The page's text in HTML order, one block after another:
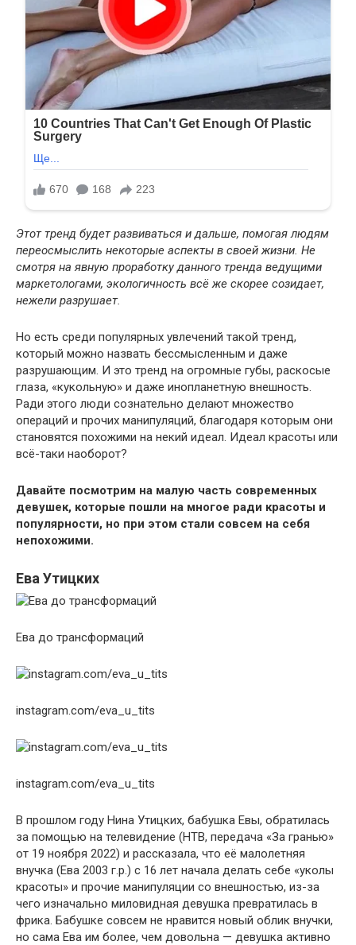
Этот тренд будет развиваться и дальше, помогая людям
переосмыслить некоторые аспекты в своей жизни. Не
смотря на явную проработку данного тренда ведущими
маркетологами, экологичность всё же скорее созидает,
нежели разрушает.
Но есть среди популярных увлечений такой тренд,
который можно назвать бессмысленным и даже
разрушающим. И это тренд на огромные губы, раскосые
глаза, «кукольную» и даже инопланетную внешность.
Ради этого люди сознательно делают множество
операций и прочих манипуляций, благодаря которым они
становятся похожими на некий идеал. Идеал красоты или
всё-таки наоборот?
Давайте посмотрим на малую часть современных
девушек, которые пошли на многое ради красоты и
популярности, но при этом стали совсем на себя
непохожими.
Ева Утицких
Ева до трансформаций
instagram.com/eva_u_tits
instagram.com/eva_u_tits
В прошлом году Нина Утицких, бабушка Евы, обратилась
за помощью на телевидение (НТВ, передача «За гранью»
от 19 ноября 2022) и рассказала, что её малолетняя
внучка (Ева 2003 г.р.) с 16 лет начала делать себе «уколы
красоты» и прочие манипуляции со внешностью, из-за
чего изначально миловидная девушка превратилась в
фрика. Бабушке совсем не нравится новый облик внучки,
но сама Ева им более, чем довольна — девушка активно